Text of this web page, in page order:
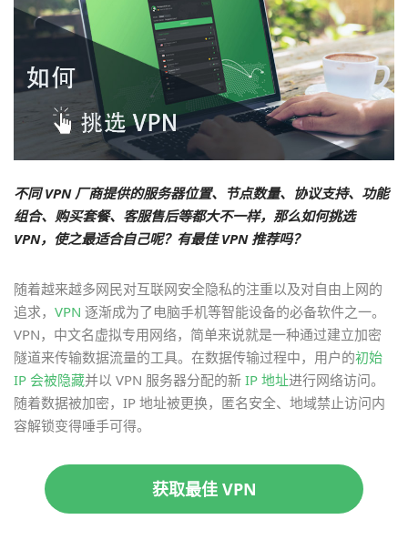
不同 VPN 厂商提供的服务器位置、节点数量、协议支持、功能
组合、购买套餐、客服售后等都大不一样，那么如何挑选
VPN，使之最适合自己呢？有最佳 VPN 推荐吗？
随着越来越多网民对互联网安全隐私的注重以及对自由上网的
追求， VPN 逐渐成为了电脑手机等智能设备的必备软件之一。
VPN，中文名虚拟专用网络，简单来说就是一种通过建立加密
隧道来传输数据流量的工具。在数据传输过程中，用户的初始
IP 会被隐藏并以 VPN 服务器分配的新 IP 地址进行网络访问。
随着数据被加密，IP 地址被更换，匿名安全、地域禁止访问内
容解锁变得唾手可得。
获取最佳 VPN